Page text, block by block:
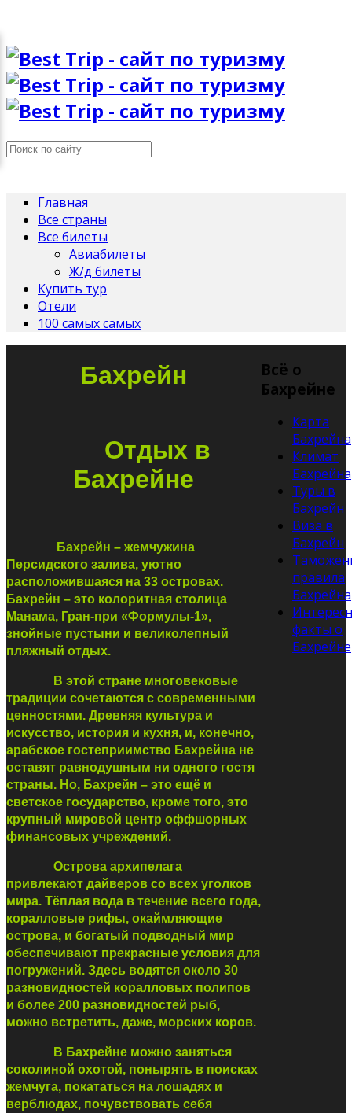
Главная
Все страны
Все билеты
Авиабилеты
Ж/д билеты
Купить тур
Отели
100 самых самых
Бахрейн
Отдых в
Бахрейне
Бахрейн – жемчужина
Персидского залива, уютно
расположившаяся на 33 островах.
Бахрейн – это колоритная столица
Манама, Гран-при «Формулы-1»,
знойные пустыни и великолепный
пляжный отдых.
В этой стране многовековые
традиции сочетаются с современными
ценностями. Древняя культура и
искусство, история и кухня, и, конечно,
арабское гостеприимство Бахрейна не
оставят равнодушным ни одного гостя
страны. Но, Бахрейн – это ещё и
светское государство, кроме того, это
крупный мировой центр оффшорных
финансовых учреждений.
Острова архипелага
привлекают дайверов со всех уголков
мира. Тёплая вода в течение всего года,
коралловые рифы, окаймляющие
острова, и богатый подводный мир
обеспечивают прекрасные условия для
погружений. Здесь водятся около 30
разновидностей коралловых полипов
и более 200 разновидностей рыб,
можно встретить, даже, морских коров.
В Бахрейне можно заняться
соколиной охотой, понырять в поисках
жемчуга, покататься на лошадях и
верблюдах, почувствовать себя
Всё о
Бахрейне
Карта
Бахрейна
Климат
Бахрейна
Туры в
Бахрейн
Виза в
Бахрейн
правила
Бахрейна
факты о
Бахрейне